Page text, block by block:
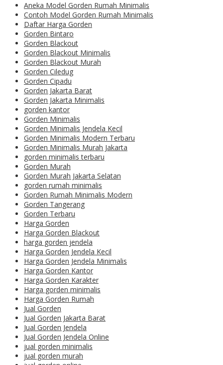
Aneka Model Gorden Rumah Minimalis
Contoh Model Gorden Rumah Minimalis
Daftar Harga Gorden
Gorden Bintaro
Gorden Blackout
Gorden Blackout Minimalis
Gorden Blackout Murah
Gorden Ciledug
Gorden Cipadu
Gorden Jakarta Barat
Gorden Jakarta Minimalis
gorden kantor
Gorden Minimalis
Gorden Minimalis Jendela Kecil
Gorden Minimalis Modern Terbaru
Gorden Minimalis Murah Jakarta
gorden minimalis terbaru
Gorden Murah
Gorden Murah Jakarta Selatan
gorden rumah minimalis
Gorden Rumah Minimalis Modern
Gorden Tangerang
Gorden Terbaru
Harga Gorden
Harga Gorden Blackout
harga gorden jendela
Harga Gorden Jendela Kecil
Harga Gorden Jendela Minimalis
Harga Gorden Kantor
Harga Gorden Karakter
Harga gorden minimalis
Harga Gorden Rumah
Jual Gorden
Jual Gorden Jakarta Barat
Jual Gorden Jendela
Jual Gorden Jendela Online
jual gorden minimalis
jual gorden murah